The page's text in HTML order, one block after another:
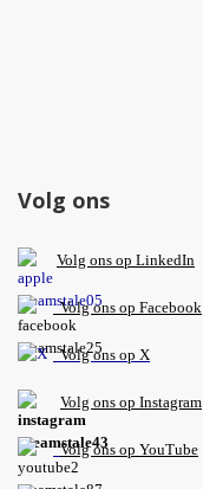
Volg ons
Volg ons op LinkedIn
Volg ons op Facebook
Volg ons op X
Volg ons op Instagram
Volgons op YouTube